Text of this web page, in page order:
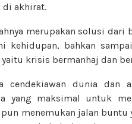
di akhirat.
merupakan solusi
kehidupan, bahkan
krisis bermanhaj dan
cendekiawan dunia dan
yang maksimal untuk
menemukan jalan